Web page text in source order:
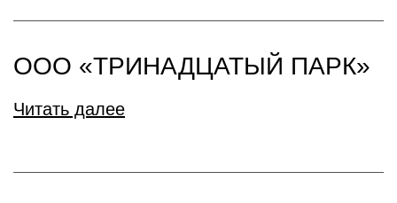
ООО «ТРИНАДЦАТЫЙ ПАРК»
Читать далее